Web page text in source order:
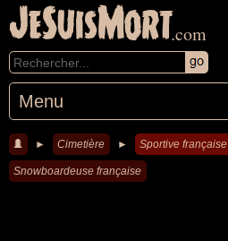
JeSuisMort.com
Menu
► Cimetière ► Sportive française
Snowboardeuse française